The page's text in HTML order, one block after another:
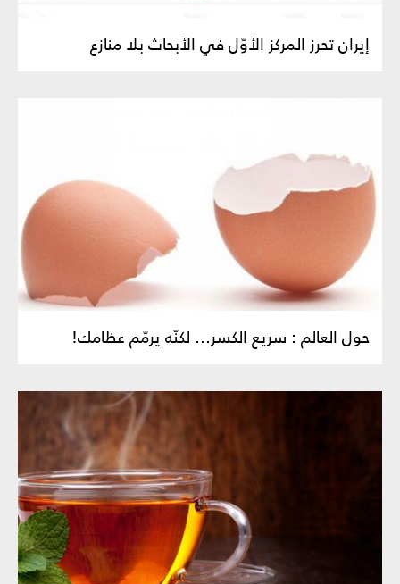
إيران تحرز المركز الأوّل في الأبحاث بلا منازع
حول العالم : سريع الكسر... لكنّه يرمّم عظامك!